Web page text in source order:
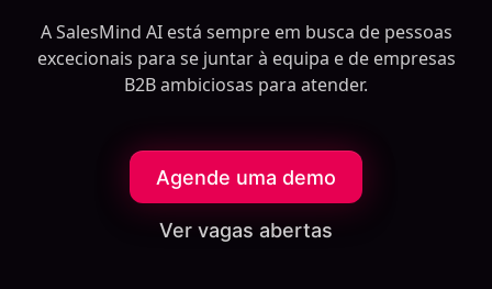
A SalesMind AI está sempre em busca de pessoas
excecionais para se juntar à equipa e de empresas
B2B ambiciosas para atender.
Agende uma demo
Ver vagas abertas